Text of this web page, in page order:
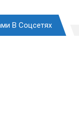
В Соцсетях